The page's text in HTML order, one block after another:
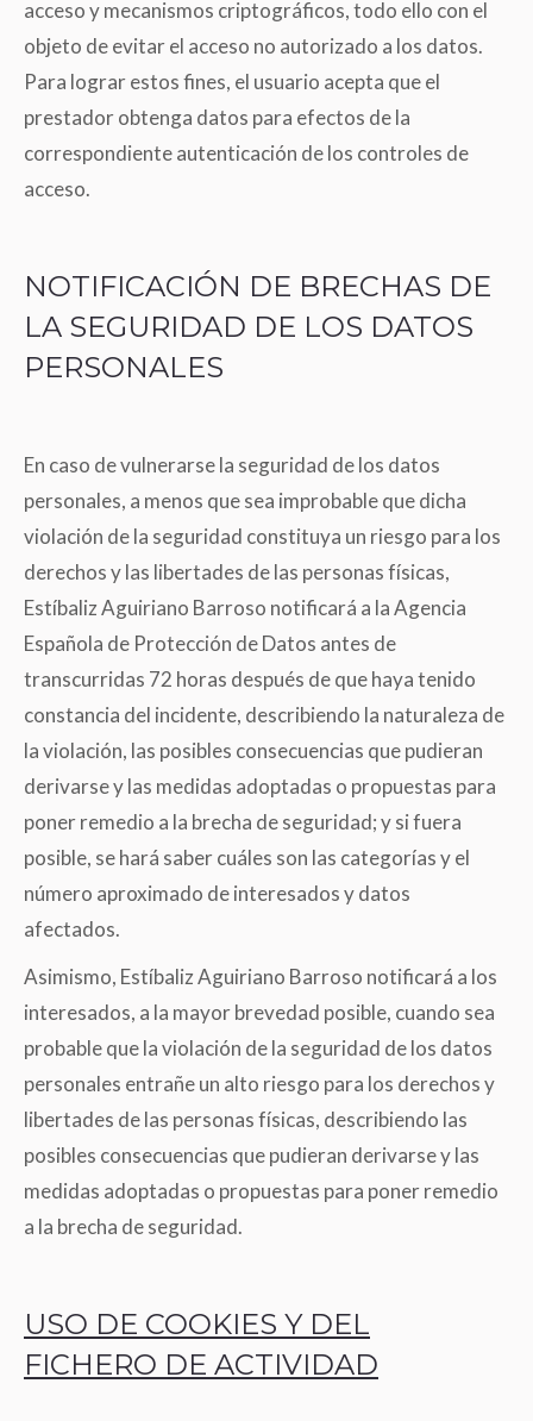
acceso y mecanismos criptográficos, todo ello con el
objeto de evitar el acceso no autorizado a los datos.
Para lograr estos fines, el usuario acepta que el
prestador obtenga datos para efectos de la
correspondiente autenticación de los controles de
acceso.
NOTIFICACIÓN DE BRECHAS DE
LA SEGURIDAD DE LOS DATOS
PERSONALES
En caso de vulnerarse la seguridad de los datos
personales, a menos que sea improbable que dicha
violación de la seguridad constituya un riesgo para los
derechos y las libertades de las personas físicas,
Estíbaliz Aguiriano Barroso notificará a la Agencia
Española de Protección de Datos antes de
transcurridas 72 horas después de que haya tenido
constancia del incidente, describiendo la naturaleza de
la violación, las posibles consecuencias que pudieran
derivarse y las medidas adoptadas o propuestas para
poner remedio a la brecha de seguridad; y si fuera
posible, se hará saber cuáles son las categorías y el
número aproximado de interesados y datos
afectados.
Asimismo, Estíbaliz Aguiriano Barroso notificará a los
interesados, a la mayor brevedad posible, cuando sea
probable que la violación de la seguridad de los datos
personales entrañe un alto riesgo para los derechos y
libertades de las personas físicas, describiendo las
posibles consecuencias que pudieran derivarse y las
medidas adoptadas o propuestas para poner remedio
a la brecha de seguridad.
USO DE COOKIES Y DEL
FICHERO DE ACTIVIDAD